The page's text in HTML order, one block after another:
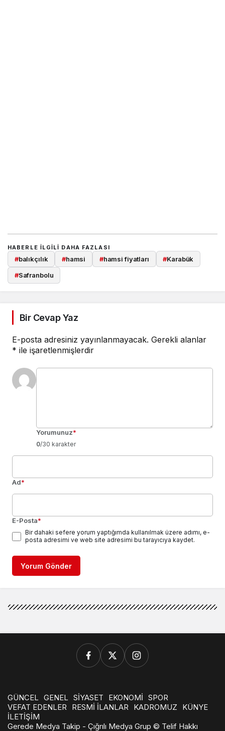
HABERLE ILGILI DAHA FAZLASI
#balıkçılık #hamsi #hamsi fiyatları #Karabük
#Safranbolu
Bir Cevap Yaz
E-posta adresiniz yayınlanmayacak. Gerekli alanlar
* ile işaretlenmişlerdir
Yorumunuz*
0/30 karakter
Ad*
E-Posta*
Bir dahaki sefere yorum yaptığımda kullanılmak üzere adımı, e-
posta adresimi ve web site adresimi bu tarayıcıya kaydet.
Yorum Gönder
GÜNCEL GENEL SİYASET EKONOMİ SPOR
VEFAT EDENLER
RESMİ İLANLAR KADROMUZ
KÜNYE
İLETİŞİM
Gerede Medya Takip - Çığrılı Medya Grup © Telif Hakkı